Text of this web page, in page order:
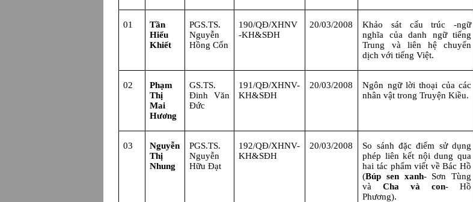
01
Tần
Hiểu
Khiết
PGS.TS.
Nguyễn
Hồng Cổn
190/QĐ/XHNV
-KH&SĐH
20/03/2008
Khảo sát cấu trúc -ngữ
nghĩa của danh ngữ tiếng
Trung và liên hệ chuyển
dịch với tiếng Việt.
02
Phạm
Thị
Mai
Hương
GS.TS.
Đinh Văn
Đức
191/QĐ/XHNV-
KH&SĐH
20/03/2008
Ngôn ngữ lời thoại của các
nhân vật trong Truyện Kiều.
03
Nguyễn
Thị
Nhung
PGS.TS.
Nguyễn
Hữu Đạt
192/QĐ/XHNV-
KH&SĐH
20/03/2008
So sánh đặc điểm sử dụng
phép liên kết nội dung qua
hai tác phẩm viết về Bác Hồ
(Búp sen xanh- Sơn Tùng
vàCha và con- Hồ
Phương).